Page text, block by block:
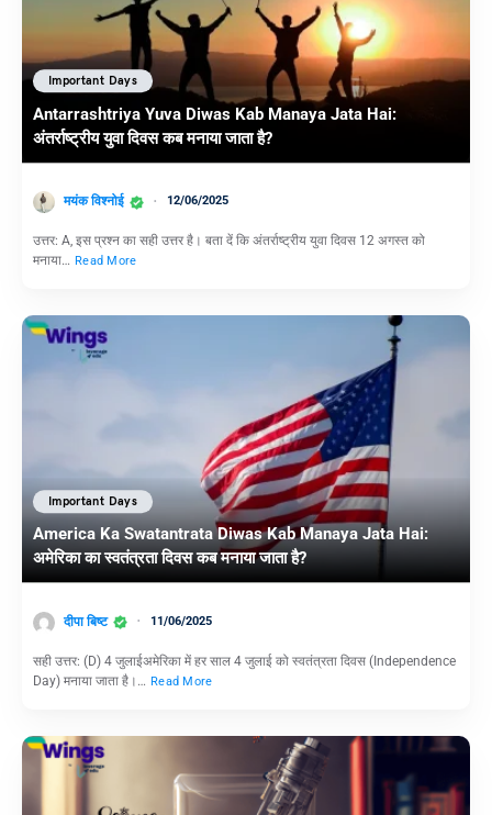
Important Days
Antarrashtriya Yuva Diwas Kab Manaya Jata Hai:
अंतर्राष्ट्रीय युवा दिवस कब मनाया जाता है?
मयंक विश्नोई 12/06/2025
उत्तर: A, इस प्रश्न का सही उत्तर है। बता दें कि अंतर्राष्ट्रीय युवा दिवस 12 अगस्त को
मनाया… Read More
Important Days
America Ka Swatantrata Diwas Kab Manaya Jata Hai:
अमेरिका का स्वतंत्रता दिवस कब मनाया जाता है?
दीपा बिष्ट 11/06/2025
सही उत्तर: (D) 4 जुलाईअमेरिका में हर साल 4 जुलाई को स्वतंत्रता दिवस (Independence
Day) मनाया जाता है।… Read More